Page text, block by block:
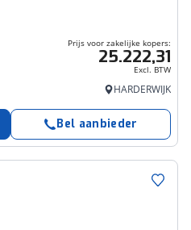
Prijs voor zakelijke kopers:
25.222,31
Excl. BTW
HARDERWIJK
Bel aanbieder